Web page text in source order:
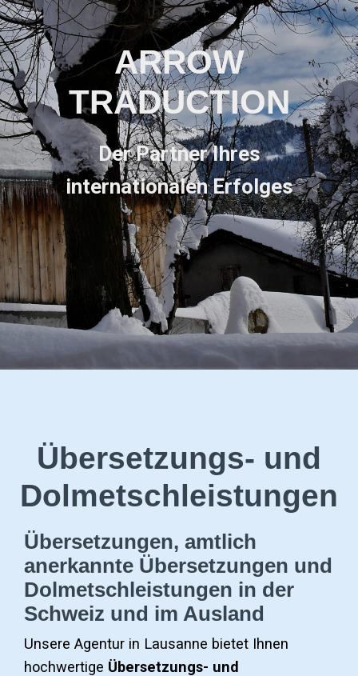
ARROW
TRADUCTION
Der Partner Ihres
internationalen Erfolges
Übersetzungs- und
Dolmetschleistungen
Übersetzungen, amtlich
anerkannte Übersetzungen und
Dolmetschleistungen in der
Schweiz und im Ausland
Unsere Agentur in Lausanne bietet Ihnen
hochwertige Übersetzungs- und